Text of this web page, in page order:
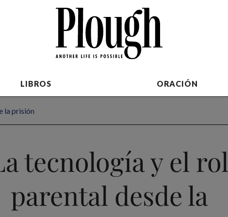
LIBROS ORACIÓN
la prisión
tecnología y el rol
parental desde la